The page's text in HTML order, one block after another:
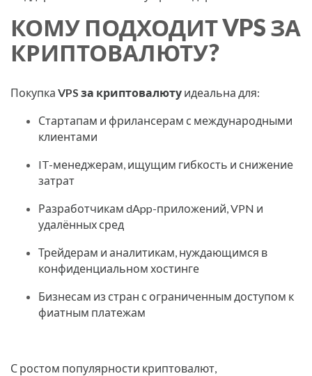
КОМУ ПОДХОДИТ VPS ЗА
КРИПТОВАЛЮТУ?
Покупка VPS за криптовалюту идеальна для:
Стартапам и фрилансерам с международными
клиентами
IT-менеджерам, ищущим гибкость и снижение
затрат
Разработчикам dApp-приложений, VPN и
удалённых сред
Трейдерам и аналитикам, нуждающимся в
конфиденциальном хостинге
Бизнесам из стран с ограниченным доступом к
фиатным платежам
С ростом популярности криптовалют,